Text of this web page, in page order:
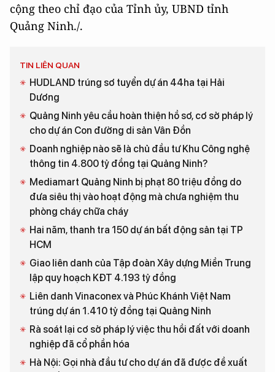
cộng theo chỉ đạo của Tỉnh ủy, UBND tỉnh
Quảng Ninh./.
TIN LIÊN QUAN
HUDLAND trúng sơ tuyển dự án 44ha tại Hải
Dương
Quảng Ninh yêu cầu hoàn thiện hồ sơ, cơ sở pháp lý
cho dự án Con đường di sản Vân Đồn
Doanh nghiệp nào sẽ là chủ đầu tư Khu Công nghệ
thông tin 4.800 tỷ đồng tại Quảng Ninh?
Mediamart Quảng Ninh bị phạt 80 triệu đồng do
đưa siêu thị vào hoạt động mà chưa nghiệm thu
phòng cháy chữa cháy
Hai năm, thanh tra 150 dự án bất động sản tại TP
HCM
Giao liên danh của Tập đoàn Xây dựng Miền Trung
lập quy hoạch KĐT 4.193 tỷ đồng
Liên danh Vinaconex và Phúc Khánh Việt Nam
trúng dự án 1.410 tỷ đồng tại Quảng Ninh
Rà soát lại cơ sở pháp lý việc thu hồi đất với doanh
nghiệp đã cổ phần hóa
Hà Nội: Gọi nhà đầu tư cho dự án đã được đề xuất